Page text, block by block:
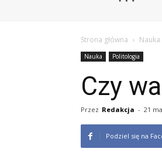
Strona główna Nauka
Nauka Politologia
Czy
Przez Redakcja - 21
Podziel się na